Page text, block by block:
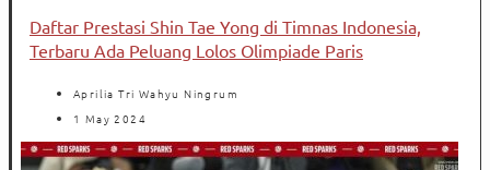
Daftar Prestasi Shin Tae Yong di Timnas Indonesia,
Terbaru Ada Peluang Lolos Olimpiade Paris
Aprilia Tri Wahyu Ningrum
1 May 2024